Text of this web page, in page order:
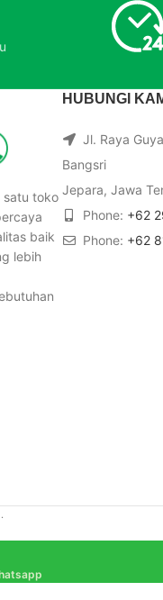
satu toko
baik
lebih
HUBUNGI
Jl. Raya
Bangsri
Jepara, Jawa
Phone: +62
Phone: +62
.